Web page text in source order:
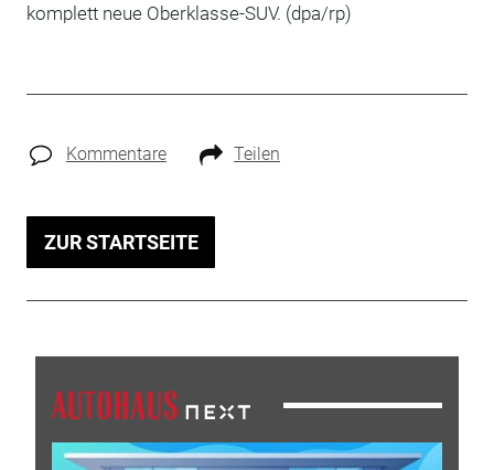
komplett neue Oberklasse-SUV. (dpa/rp)
Kommentare Teilen
ZUR STARTSEITE